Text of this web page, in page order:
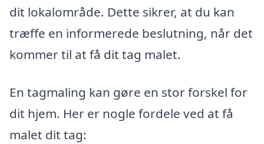
dit lokalområde. Dette sikrer, at du kan
træffe en informerede beslutning, når det
kommer til at få dit tag malet.
En tagmaling kan gøre en stor forskel for
dit hjem. Her er nogle fordele ved at få
malet dit tag: